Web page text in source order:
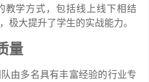
教学方式，包括线上线下相结
极大提升了学生的实战能力。
量
由多名具有丰富经验的行业专